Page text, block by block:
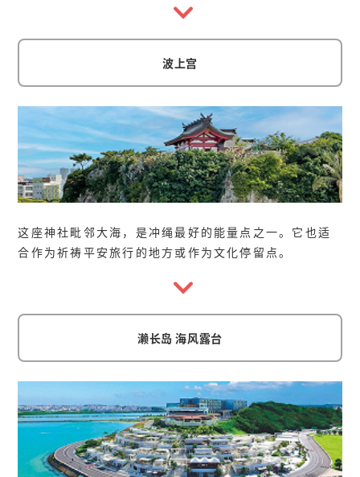
波上宫
这座神社毗邻大海，是冲绳最好的能量点之一。它也适
合作为祈祷平安旅行的地方或作为文化停留点。
濑长岛 海风露台